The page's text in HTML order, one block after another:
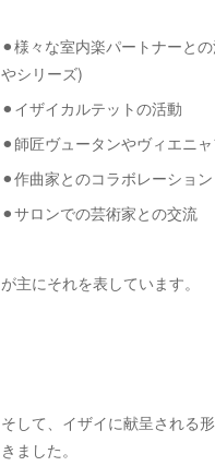
⚫︎様々な室内楽パートナーと
やシリーズ)
⚫︎イザイカルテットの活動
⚫︎師匠ヴュータンやヴィエニ
⚫︎作曲家とのコラボレーション
⚫︎サロンでの芸術家との交流
が主にそれを表しています。
そして、イザイに献呈される
きました。